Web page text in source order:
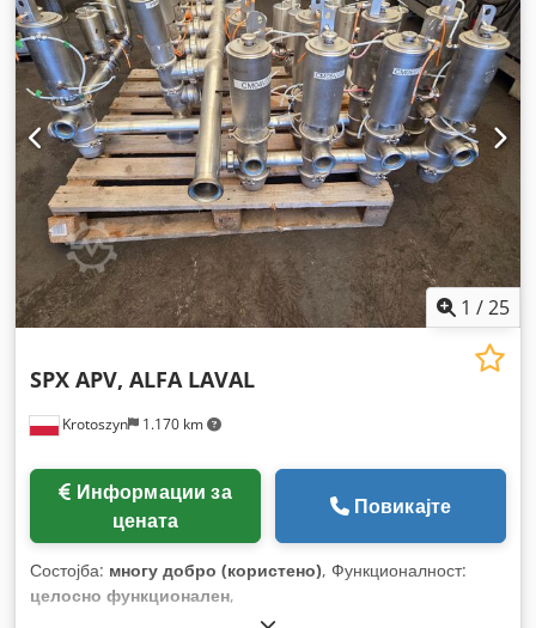
1 /25
Krotoszyn 1.170 km
SPX APV, ALFA LAVAL
цената
Повикајте
Состојба: многу добро (користено), Функционалност:
целосно функционален,